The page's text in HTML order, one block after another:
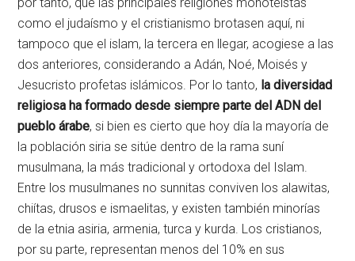
como el judaísmo y el cristianismo brotasen aquí, ni
tampoco que el islam, la tercera en llegar, acogiese a las
dos anteriores, considerando a Adán, Noé, Moisés y
Jesucristo profetas islámicos. Por lo tanto, la diversidad
religiosa ha formado desde siempre parte del ADN del
pueblo árabe, si bien es cierto que hoy día la mayoría de
la población siria se sitúe dentro de la rama suní
musulmana, la más tradicional y ortodoxa del Islam.
Entre los musulmanes no sunnitas conviven los alawitas,
chiítas, drusos e ismaelitas, y existen también minorías
de la etnia asiria, armenia, turca y kurda. Los cristianos,
por su parte, representan menos del 10% en sus